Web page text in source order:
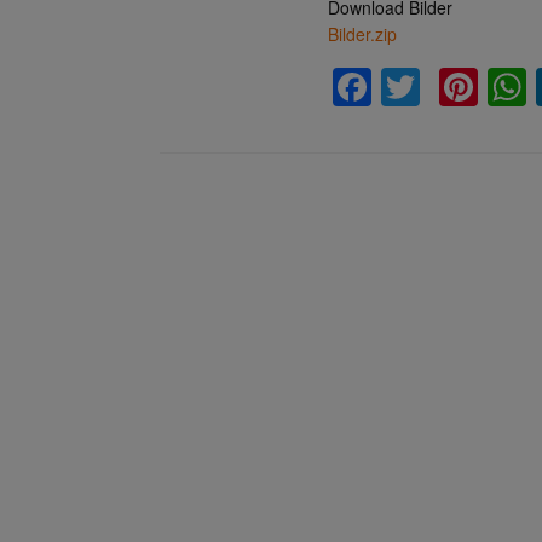
Download Bilder
Bilder.zip
Facebook
Twitter